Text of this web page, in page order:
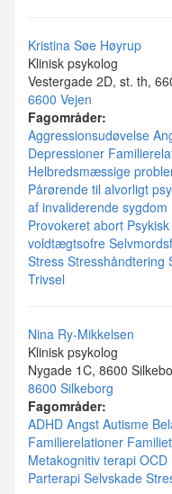
Kristina Søe Høyrup
Klinisk psykolog
Vestergade 2D, st. th,
6600 Vejen
Fagområder:
Aggressionsudøvelse
Depressioner
Helbredsmæssige
Pårørende til alvorligt
af invaliderende sygdom
Provokeret abort
voldtægtsofre
Stress Stresshåndtering
Trivsel
Nina Ry-Mikkelsen
Klinisk psykolog
Nygade 1C, 8600
8600 Silkeborg
Fagområder:
ADHD Angst Autisme
Familierelationer
Metakognitiv terapi OCD
Parterapi Selvskade